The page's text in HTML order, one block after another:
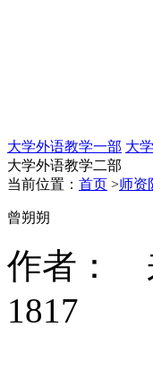
大学外语教学一部 大
大学外语教学二部
当前位置： 首页 >师资
曾朔朔
作者：
1817